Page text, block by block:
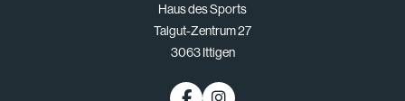
Haus des Sports
Talgut-Zentrum 27
3063 Ittigen